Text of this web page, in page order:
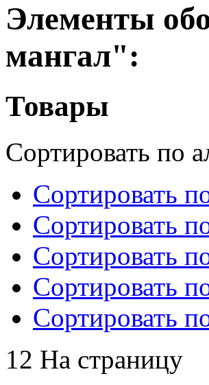
Элементы
мангал":
Товары
Сортировать по
Сортировать
Сортировать
Сортировать
Сортировать
Сортировать
12 На страницу